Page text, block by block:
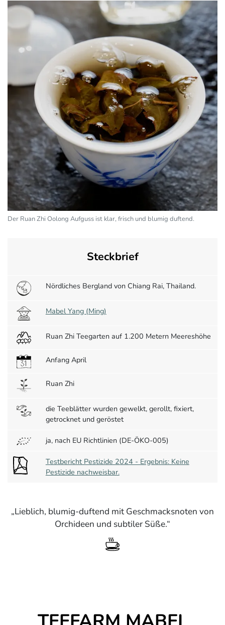
Der Ruan Zhi Oolong Aufguss ist klar, frisch und blumig duftend.
Steckbrief
Nördliches Bergland von Chiang Rai, Thailand.
Mabel Yang (Ming)
Ruan Zhi Teegarten auf 1.200 Metern Meereshöhe
Anfang April
Ruan Zhi
die Teeblätter wurden gewelkt, gerollt, fixiert,
getrocknet und geröstet
ja, nach EU Richtlinien (DE-ÖKO-005)
Testbericht Pestizide 2024 - Ergebnis: Keine
Pestizide nachweisbar.
Lieblich, blumig-duftend mit Geschmacksnoten von
Orchideen und subtiler Süße.